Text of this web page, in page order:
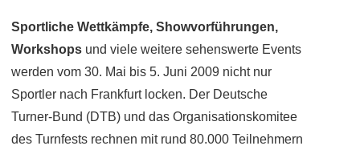
Sportliche Wettkämpfe, Showvorführungen,
Workshops und viele weitere sehenswerte Events
werden vom 30. Mai bis 5. Juni 2009 nicht nur
Sportler nach Frankfurt locken. Der Deutsche
Turner-Bund (DTB) und das Organisationskomitee
des Turnfests rechnen mit rund 80.000 Teilnehmern